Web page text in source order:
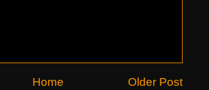
Older Post
Home